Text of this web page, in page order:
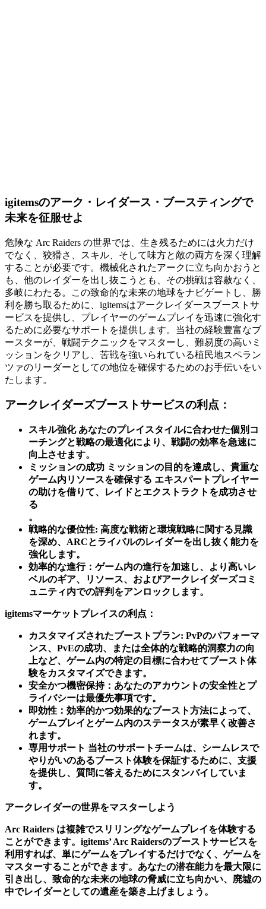
igitemsのアーク・レイダース・ブースティングで
未来を征服せよ
危険な Arc Raiders の世界では、生き残るためには火力だけ
でなく、狡猾さ、スキル、そして味方と敵の両方を深く理解
することが必要です。機械化されたアークに立ち向かおうと
も、他のレイダーを出し抜こうとも、その挑戦は容赦なく、
多岐にわたる。この致命的な未来の地球をナビゲートし、勝
利を勝ち取るために、igitemsはアークレイダースブーストサ
ービスを提供し、プレイヤーのゲームプレイを迅速に強化す
るために必要なサポートを提供します。当社の経験豊富なブ
ースターが、戦闘テクニックをマスターし、難易度の高いミ
ッションをクリアし、苦戦を強いられている植民地スペラン
ツァのリーダーとしての地位を確保するためのお手伝いをい
たします。
アークレイダーズブーストサービスの利点：
スキル強化 あなたのプレイスタイルに合わせた個別コ
ーチングと戦略の最適化により、戦闘の効率を急速に
向上させます。
ミッションの成功 ミッションの目的を達成し、貴重な
ゲーム内リソースを確保する エキスパートプレイヤー
の助けを借りて、レイドとエクストラクトを成功させ
る
。
戦略的な優位性: 高度な戦術と環境戦略に関する見識
を深め、ARCとライバルのレイダーを出し抜く能力を
強化します。
効率的な進行： ゲーム内の進行を加速し、より高いレ
ベルのギア、リソース、およびアークレイダーズコミ
ュニティ内での評判をアンロックします。
igitemsマーケットプレイスの利点：
カスタマイズされたブーストプラン: PvPのパフォーマ
ンス、PvEの成功、または全体的な戦略的洞察力の向
上など、ゲーム内の特定の目標に合わせてブースト体
験をカスタマイズできます。
安全かつ機密保持： あなたのアカウントの安全性とプ
ライバシーは最優先事項です。
即効性： 効率的かつ効果的なブースト方法によって、
ゲームプレイとゲーム内のステータスが素早く改善さ
れます。
専用サポート 当社のサポートチームは、シームレスで
やりがいのあるブースト体験を保証するために、支援
を提供し、質問に答えるためにスタンバイしていま
す。
アークレイダーの世界をマスターしよう
Arc Raiders は複雑でスリリングなゲームプレイを体験する
ことができます。igitems’ Arc Raidersのブーストサービスを
利用すれば、単にゲームをプレイするだけでなく、ゲームを
マスターすることができます。あなたの潜在能力を最大限に
引き出し、致命的な未来の地球の脅威に立ち向かい、廃墟の
中でレイダーとしての遺産を築き上げましょう。